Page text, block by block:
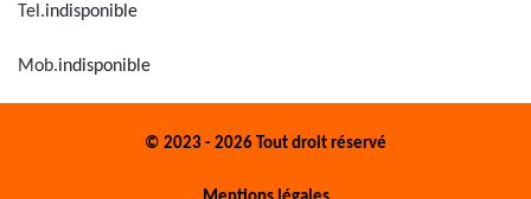
Tel.indisponible
Mob.indisponible
© 2023 - 2026 Tout droit réservé